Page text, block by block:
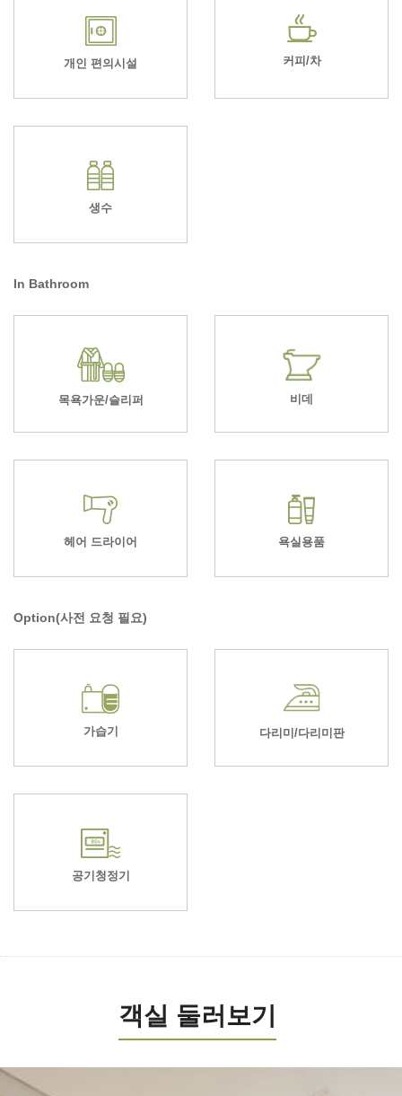
개인 편의시설 커피/차
생수
In Bathroom
목욕가운/슬리퍼 비데
헤어 드라이어 욕실용품
Option(사전 요청 필요)
가습기 다리미/다리미판
공기청정기
객실 둘러보기